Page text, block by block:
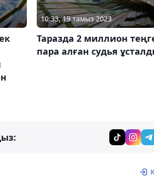
10:33, 19 тамыз 2023
Таразда 2 миллион
пара алған судья